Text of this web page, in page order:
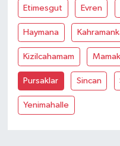
Etimesgut Evren
Haymana
Kizilcahamam Mamak
Pursaklar Sincan
Yenimahalle